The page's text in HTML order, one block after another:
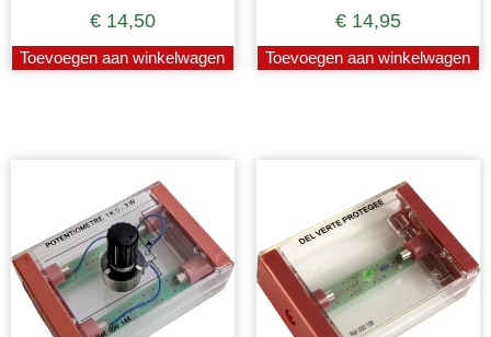
€ 14,50
Toevoegen aan winkelwagen
€ 14,95
Toevoegen aan winkelwagen